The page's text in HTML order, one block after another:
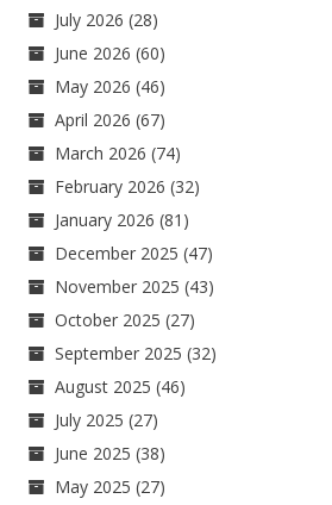
July 2026 (28)
June 2026 (60)
May 2026 (46)
April 2026 (67)
March 2026 (74)
February 2026 (32)
January 2026 (81)
December 2025 (47)
November 2025 (43)
October 2025 (27)
September 2025 (32)
August 2025 (46)
July 2025 (27)
June 2025 (38)
May 2025 (27)